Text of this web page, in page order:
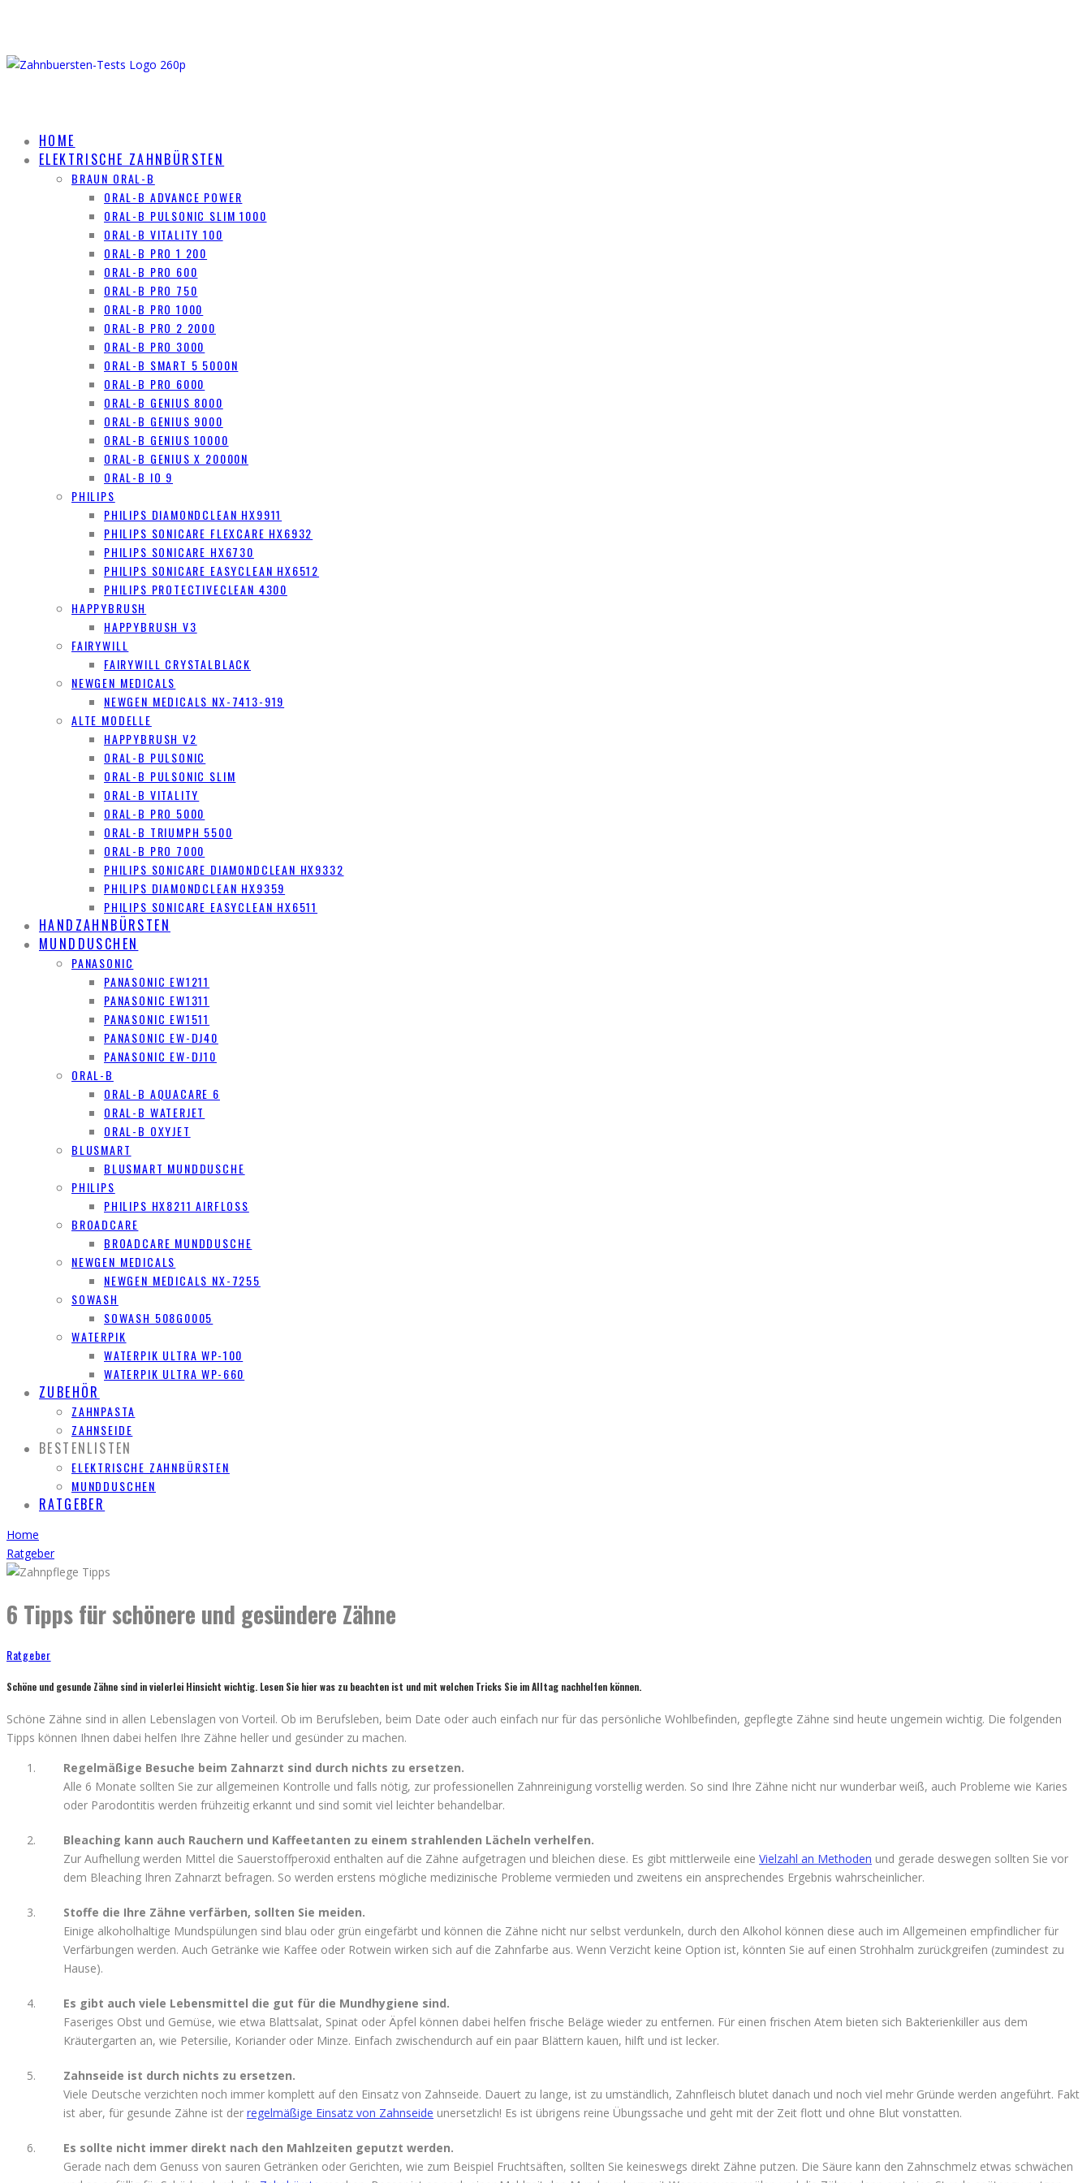
HOME
ELEKTRISCHE ZAHNBÜRSTEN
BRAUN ORAL-B
ORAL-B ADVANCE POWER
ORAL-B PULSONIC SLIM 1000
ORAL-B VITALITY 100
ORAL-B PRO 1 200
ORAL-B PRO 600
ORAL-B PRO 750
ORAL-B PRO 1000
ORAL-B PRO 2 2000
ORAL-B PRO 3000
ORAL-B SMART 5 5000N
ORAL-B PRO 6000
ORAL-B GENIUS 8000
ORAL-B GENIUS 9000
ORAL-B GENIUS 10000
ORAL-B GENIUS X 20000N
ORAL-B IO 9
PHILIPS
PHILIPS DIAMONDCLEAN HX9911
PHILIPS SONICARE FLEXCARE HX6932
PHILIPS SONICARE HX6730
PHILIPS SONICARE EASYCLEAN HX6512
PHILIPS PROTECTIVECLEAN 4300
HAPPYBRUSH
HAPPYBRUSH V3
FAIRYWILL
FAIRYWILL CRYSTALBLACK
NEWGEN MEDICALS
NEWGEN MEDICALS NX-7413-919
ALTE MODELLE
HAPPYBRUSH V2
ORAL-B PULSONIC
ORAL-B PULSONIC SLIM
ORAL-B VITALITY
ORAL-B PRO 5000
ORAL-B TRIUMPH 5500
ORAL-B PRO 7000
PHILIPS SONICARE DIAMONDCLEAN HX9332
PHILIPS DIAMONDCLEAN HX9359
PHILIPS SONICARE EASYCLEAN HX6511
HANDZAHNBÜRSTEN
MUNDDUSCHEN
PANASONIC
PANASONIC EW1211
PANASONIC EW1311
PANASONIC EW1511
PANASONIC EW-DJ40
PANASONIC EW-DJ10
ORAL-B
ORAL-B AQUACARE 6
ORAL-B WATERJET
ORAL-B OXYJET
BLUSMART
BLUSMART MUNDDUSCHE
PHILIPS
PHILIPS HX8211 AIRFLOSS
BROADCARE
BROADCARE MUNDDUSCHE
NEWGEN MEDICALS
NEWGEN MEDICALS NX-7255
SOWASH
SOWASH 508G0005
WATERPIK
WATERPIK ULTRA WP-100
WATERPIK ULTRA WP-660
ZUBEHÖR
ZAHNPASTA
ZAHNSEIDE
BESTENLISTEN
ELEKTRISCHE ZAHNBÜRSTEN
MUNDDUSCHEN
RATGEBER
Home
Ratgeber
6 Tipps für schönere und gesündere Zähne
Ratgeber
Schöne und gesunde Zähne sind in vielerlei Hinsicht wichtig. Lesen Sie hier was zu beachten ist und mit welchen Tricks Sie im Alltag nachhelfen können.
Schöne Zähne sind in allen Lebenslagen von Vorteil. Ob im Berufsleben, beim Date oder auch einfach nur für das persönliche Wohlbefinden, gepflegte Zähne sind heute ungemein wichtig. Die folgenden
Tipps können Ihnen dabei helfen Ihre Zähne heller und gesünder zu machen.
Regelmäßige Besuche beim Zahnarzt sind durch nichts zu ersetzen.
Alle 6 Monate sollten Sie zur allgemeinen Kontrolle und falls nötig, zur professionellen Zahnreinigung vorstellig werden. So sind Ihre Zähne nicht nur wunderbar weiß, auch Probleme wie Karies
oder Parodontitis werden frühzeitig erkannt und sind somit viel leichter behandelbar.
Bleaching kann auch Rauchern und Kaffeetanten zu einem strahlenden Lächeln verhelfen.
Zur Aufhellung werden Mittel die Sauerstoffperoxid enthalten auf die Zähne aufgetragen und bleichen diese. Es gibt mittlerweile eine Vielzahl an Methoden und gerade deswegen sollten Sie vor
dem Bleaching Ihren Zahnarzt befragen. So werden erstens mögliche medizinische Probleme vermieden und zweitens ein ansprechendes Ergebnis wahrscheinlicher.
Stoffe die Ihre Zähne verfärben, sollten Sie meiden.
Einige alkoholhaltige Mundspülungen sind blau oder grün eingefärbt und können die Zähne nicht nur selbst verdunkeln, durch den Alkohol können diese auch im Allgemeinen empfindlicher für
Verfärbungen werden. Auch Getränke wie Kaffee oder Rotwein wirken sich auf die Zahnfarbe aus. Wenn Verzicht keine Option ist, könnten Sie auf einen Strohhalm zurückgreifen (zumindest zu
Hause).
Es gibt auch viele Lebensmittel die gut für die Mundhygiene sind.
Faseriges Obst und Gemüse, wie etwa Blattsalat, Spinat oder Äpfel können dabei helfen frische Beläge wieder zu entfernen. Für einen frischen Atem bieten sich Bakterienkiller aus dem
Kräutergarten an, wie Petersilie, Koriander oder Minze. Einfach zwischendurch auf ein paar Blättern kauen, hilft und ist lecker.
Zahnseide ist durch nichts zu ersetzen.
Viele Deutsche verzichten noch immer komplett auf den Einsatz von Zahnseide. Dauert zu lange, ist zu umständlich, Zahnfleisch blutet danach und noch viel mehr Gründe werden angeführt. Fakt
ist aber, für gesunde Zähne ist der regelmäßige Einsatz von Zahnseide unersetzlich! Es ist übrigens reine Übungssache und geht mit der Zeit flott und ohne Blut vonstatten.
Es sollte nicht immer direkt nach den Mahlzeiten geputzt werden.
Gerade nach dem Genuss von sauren Getränken oder Gerichten, wie zum Beispiel Fruchtsäften, sollten Sie keineswegs direkt Zähne putzen. Die Säure kann den Zahnschmelz etwas schwächen